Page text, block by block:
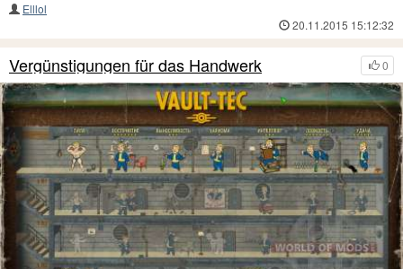
Elllol
20.11.2015 15:12:32
0
Vergünstigungen für das Handwerk